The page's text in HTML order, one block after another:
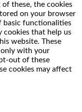
these, the cookies
on your browser
basic functionalities
cookies that help us
website. These
with your
out of these
cookies may affect